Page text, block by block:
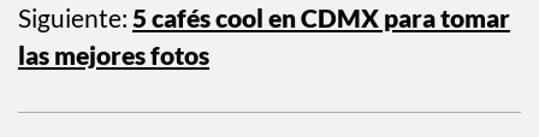
Siguiente: 5 cafés cool en CDMX para tomar
las mejores fotos